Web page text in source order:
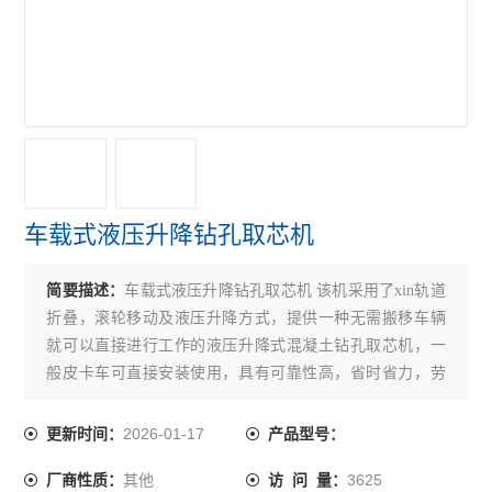
混凝土早期抗干裂试验装置
混凝土硫酸盐干湿循环机
塑性混凝土渗透系数测定仪
混凝土弹性模量测定仪
混凝土含气量测定仪
车载式液压升降钻孔取芯机
简要描述： 车载式液压升降钻孔取芯机 该机采用了xin轨道
折叠，滚轮移动及液压升降方式，提供一种无需搬移车辆
就可以直接进行工作的液压升降式混凝土钻孔取芯机，一
般皮卡车可直接安装使用，具有可靠性高，省时省力，劳
更新时间：2026-01-17 产品型号：
厂商性质：其他 访 问 量： 3625